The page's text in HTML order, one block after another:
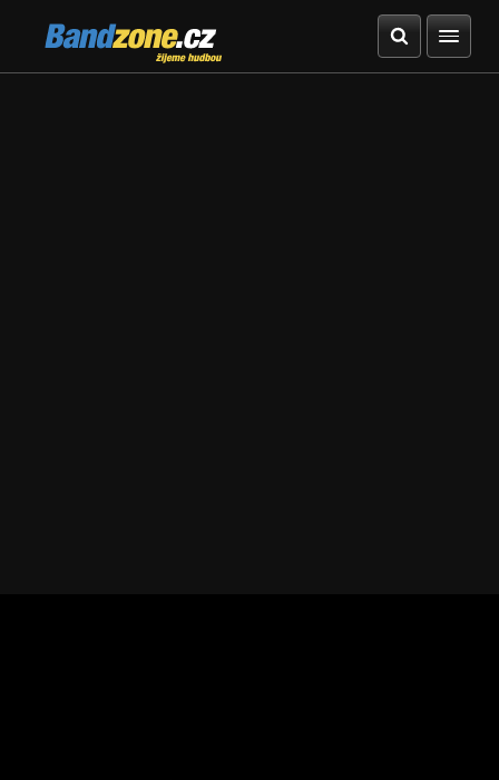
Bandzone.cz
žijeme hudbou